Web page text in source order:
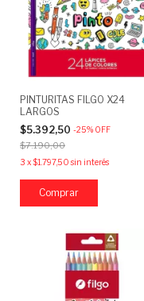
PINTURITAS FILGO X24
LARGOS
$5.392,50 -25% OFF
$7.190,00
3 x$1.797,50 sin interés